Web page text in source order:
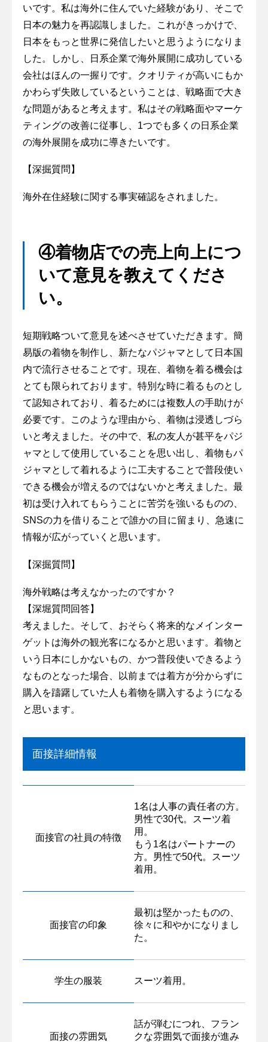
いです。私は海外に住んでいた経験があり、そこで
日本の魅力を再認識しました。これがきっかけで、
日本をもっと世界に発信したいと思うようになりま
した。しかし、日系企業で海外展開に成功している
会社はほんの一握りです。クオリティが高いにもか
かわらず失敗しているということは、戦略面で大き
な問題があると考えます。私はその戦略面やマーケ
ティングの改善に従事し、1つでも多くの日系企業
の海外展開を成功に導きたいです。
【深掘質問】
海外在住経験に関する事実確認をされました。
④着物店での売上向上につ
いて意見を教えてくださ
い。
短期戦略ついて意見を述べさせていただきます。簡
易版の着物を制作し、新たなパジャマとして日本国
内で流行させることです。現在、着物を着る機会は
とても限られております。特別な時に着るものとし
て認知されており、着るためには複数人の手助けが
必要です。このような理由から、着物は浸透しづら
いと考えました。その中で、私の友人が甚平をパジ
ャマとして使用していることを思い出し、着物もパ
ジャマとして着れるように工夫することで普段使い
できる機会が増えるのではないかと考えました。最
初は受け入れてもらうことに苦労を強いるものの、
SNSの力を借りることで誰かの目に留まり、急速に
情報が広がっていくと思います。
【深掘質問】
海外戦略は考えなかったのですか？
【深堀質問回答】
考えました。そして、おそらく将来的なメインター
ゲットは海外の観光客になるかと思います。着物と
いう日本にしかないもの、かつ普段使いできるよう
なものとなった場合、以前までは着方が分からずに
購入を躊躇していた人も着物を購入するようになる
と思います。
面接詳細情報
面接官の社員の特徴
1名は人事の責任者の方。
男性で30代。スーツ着
用。
もう1名はパートナーの
方。男性で50代。スーツ
着用。
面接官の印象
最初は堅かったものの、
徐々に和やかになりまし
た。
学生の服装 スーツ着用。
面接の雰囲気
話が弾むにつれ、フラン
クな雰囲気で面接が進み